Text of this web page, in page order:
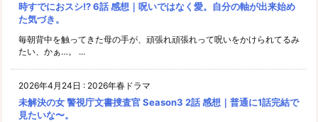
時すでにおスシ!? 6話 感想｜呪いではなく愛。自分の軸が出来始め
た気づき。
毎朝背中を触ってきた母の手が、頑張れ頑張れって呪いをかけられてるみ
たい、かぁ…。 ...
2026年4月24日 : 2026年春ドラマ
未解決の女 警視庁文書捜査官 Season3 2話 感想｜普通に1話完結で
見たいな〜。